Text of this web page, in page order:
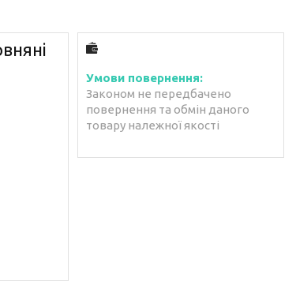
Законом не передбачено
повернення та обмін даного
товару належної якості